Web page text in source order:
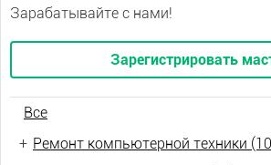
Зарабатывайте с нами!
Зарегистрировать
Все
+ Ремонт компьютерной техники